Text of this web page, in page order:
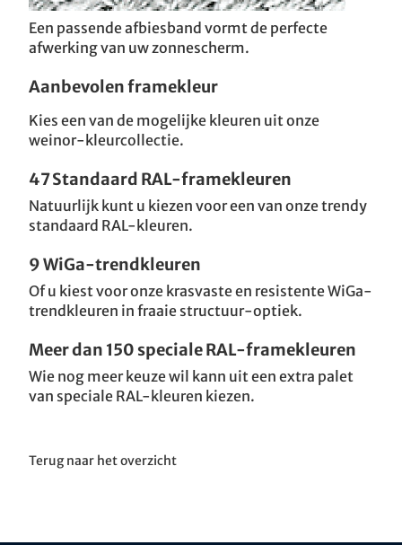
Een passende afbiesband vormt de perfecte
afwerking van uw zonnescherm.
Aanbevolen framekleur
Kies een van de mogelijke kleuren uit onze
weinor-kleurcollectie.
47 Standaard RAL-framekleuren
Natuurlijk kunt u kiezen voor een van onze trendy
standaard RAL-kleuren.
9 WiGa-trendkleuren
Of u kiest voor onze krasvaste en resistente WiGa-
trendkleuren in fraaie structuur-optiek.
Meer dan 150 speciale RAL-framekleuren
Wie nog meer keuze wil kann uit een extra palet
van speciale RAL-kleuren kiezen.
Terug naar het overzicht